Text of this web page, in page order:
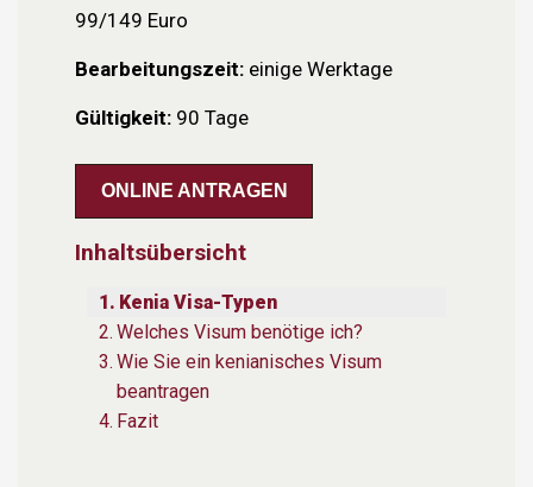
99/149 Euro
Bearbeitungszeit: einige Werktage
Gültigkeit: 90 Tage
ONLINE ANTRAGEN
Inhaltsübersicht
Kenia Visa-Typen
Welches Visum benötige ich?
Wie Sie ein kenianisches Visum
beantragen
Fazit